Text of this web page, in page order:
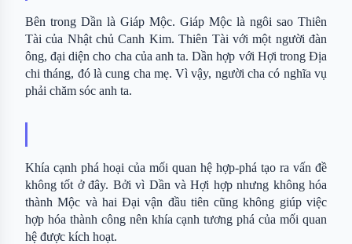
Bên trong Dần là Giáp Mộc. Giáp Mộc là ngôi sao Thiên
Tài của Nhật chủ Canh Kim. Thiên Tài với một người đàn
ông, đại diện cho cha của anh ta. Dần hợp với Hợi trong Địa
chi tháng, đó là cung cha mẹ. Vì vậy, người cha có nghĩa vụ
phải chăm sóc anh ta.
Khía cạnh phá hoại của mối quan hệ hợp-phá tạo ra vấn đề
không tốt ở đây. Bởi vì Dần và Hợi hợp nhưng không hóa
thành Mộc và hai Đại vận đầu tiên cũng không giúp việc
hợp hóa thành công nên khía cạnh tương phá của mối quan
hệ được kích hoạt.